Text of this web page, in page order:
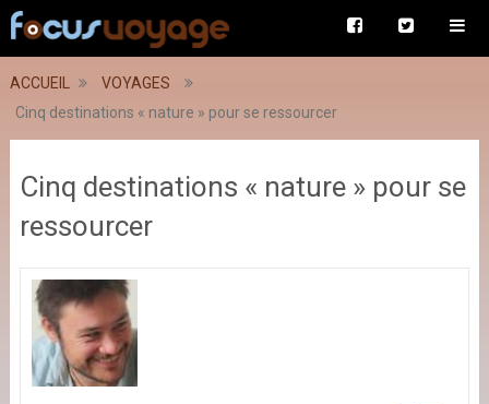
ACCUEIL
VOYAGES
Cinq destinations « nature » pour se ressourcer
Cinq destinations « nature » pour se
ressourcer